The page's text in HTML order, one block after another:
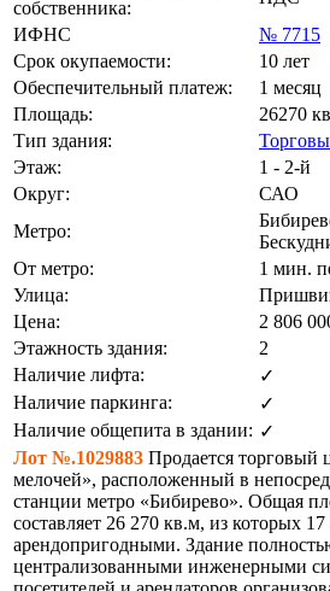
собственника:
ИФНС
№ 7715
Срок окупаемости:
10 лет
Обеспечительный платеж:
1 месяц
Площадь:
26270
Тип здания:
Этаж:
1 - 2-й
Округ:
САО
Метро:
От метро:
1 мин.
Улица:
Цена:
2 806
Этажность здания:
2
Наличие лифта:
✓
Наличие паркинга:
✓
Наличие общепита в здании: ✓
Лот №.1029883 Продается торговый
мелочей», расположенный в
станции метро «Бибирево». Общая
составляет 26 270 кв.м, из которых
арендопригодными. Здание
централизованными инженерными